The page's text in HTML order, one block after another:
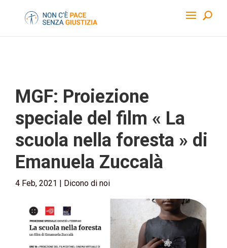
MGF: Proiezione
speciale del film « La
scuola nella foresta » di
Emanuela Zuccalà
4 Feb, 2021 | Dicono di noi